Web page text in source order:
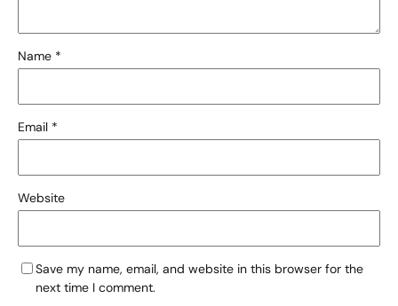
Name *
Email *
Website
Save my name, email, and website in this browser for the
next time I comment.